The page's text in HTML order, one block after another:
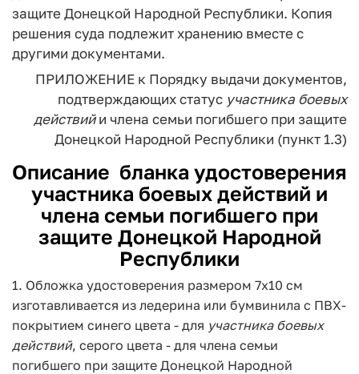
защите Донецкой Народной Республики. Копия
решения суда подлежит хранению вместе с
другими документами.
ПРИЛОЖЕНИЕ к Порядку выдачи документов,
подтверждающих статус участника боевых
действийи члена семьи погибшего при защите
Донецкой Народной Республики (пункт 1.3)
Описание бланка удостоверения
участника боевых действий и
члена семьи погибшего при
защите Донецкой Народной
Республики
1. Обложка удостоверения размером 7х10 см
изготавливается из ледерина или бумвинила с ПВХ-
покрытием синего цвета - для участника боевых
действий, серого цвета - для члена семьи
погибшего при защите Донецкой Народной